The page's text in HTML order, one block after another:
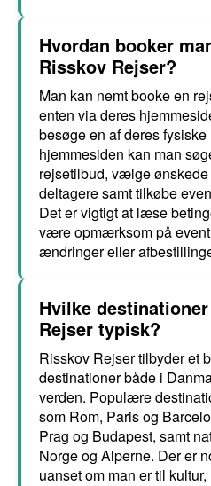
Hvordan booker
Risskov Rejser?
Man kan nemt booke en
enten via deres
besøge en af deres
hjemmesiden kan man
rejsetilbud, vælge
deltagere samt tilkøbe
Det er vigtigt at læse
være opmærksom på
ændringer eller
Hvilke
Rejser typisk?
Risskov Rejser tilbyder et
destinationer både i
verden. Populære
som Rom, Paris og
Prag og Budapest, samt
Norge og Alperne. Der er
uanset om man er til